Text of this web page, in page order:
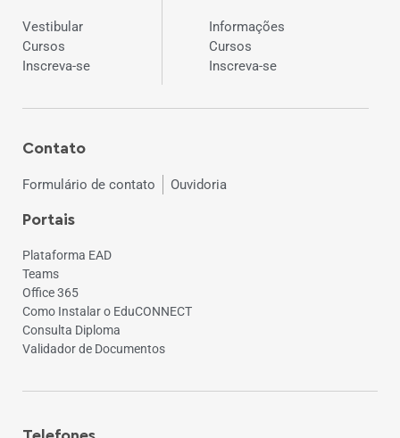
Vestibular
Cursos
Inscreva-se
Informações
Cursos
Inscreva-se
Contato
Formulário de contato Ouvidoria
Portais
Plataforma EAD
Teams
Office 365
Como Instalar o EduCONNECT
Consulta Diploma
Validador de Documentos